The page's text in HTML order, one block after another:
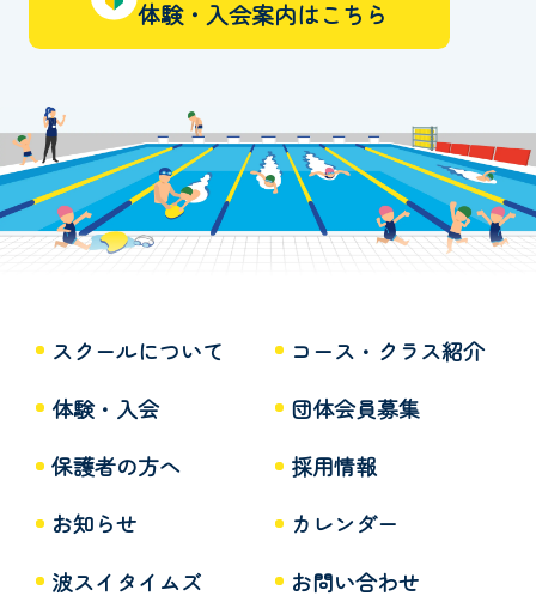
体験・入会案内はこちら
スクールについて
コース・クラス紹介
体験・入会
団体会員募集
保護者の方へ
採用情報
お知らせ
カレンダー
波スイタイムズ
お問い合わせ